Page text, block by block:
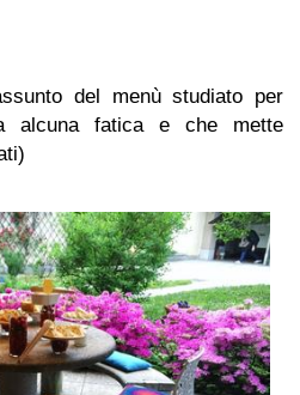
del menù studiato per
alcuna fatica e che mette